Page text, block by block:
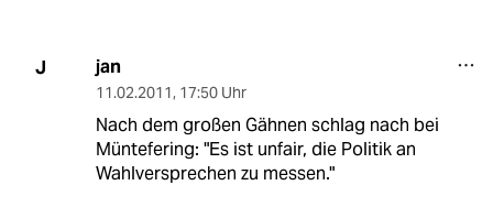
J jan
11.02.2011, 17:50 Uhr
Nach dem großen Gähnen schlag nach bei
Müntefering: "Es ist unfair, die Politik an
Wahlversprechen zu messen."